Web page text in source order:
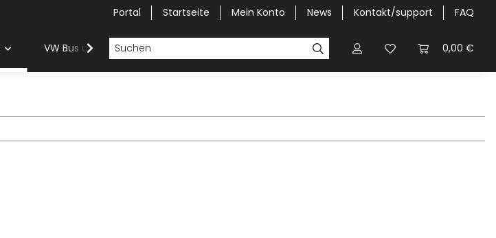
Portal Startseite Mein Konto News Kontakt/support FAQ
0,00 €
VW Bus und Van Car Cover Halbgaragen / Kapuzen nach